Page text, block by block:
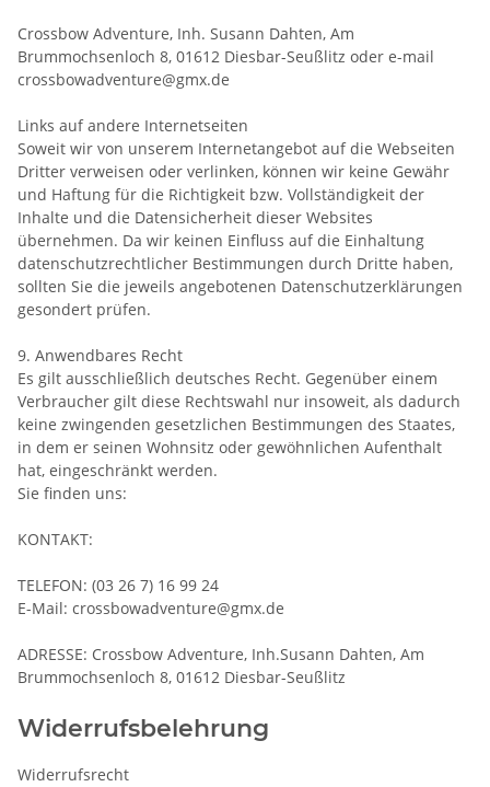
Crossbow Adventure, Inh. Susann Dahten, Am
Brummochsenloch 8, 01612 Diesbar-Seußlitz oder e-mail
crossbowadventure@gmx.de
Links auf andere Internetseiten
Soweit wir von unserem Internetangebot auf die Webseiten
Dritter verweisen oder verlinken, können wir keine Gewähr
und Haftung für die Richtigkeit bzw. Vollständigkeit der
Inhalte und die Datensicherheit dieser Websites
übernehmen. Da wir keinen Einfluss auf die Einhaltung
datenschutzrechtlicher Bestimmungen durch Dritte haben,
sollten Sie die jeweils angebotenen Datenschutzerklärungen
gesondert prüfen.
9. Anwendbares Recht
Es gilt ausschließlich deutsches Recht. Gegenüber einem
Verbraucher gilt diese Rechtswahl nur insoweit, als dadurch
keine zwingenden gesetzlichen Bestimmungen des Staates,
in dem er seinen Wohnsitz oder gewöhnlichen Aufenthalt
hat, eingeschränkt werden.
Sie finden uns:
KONTAKT:
TELEFON: (03 26 7) 16 99 24
E-Mail: crossbowadventure@gmx.de
ADRESSE: Crossbow Adventure, Inh.Susann Dahten, Am
Brummochsenloch 8, 01612 Diesbar-Seußlitz
Widerrufsbelehrung
Widerrufsrecht